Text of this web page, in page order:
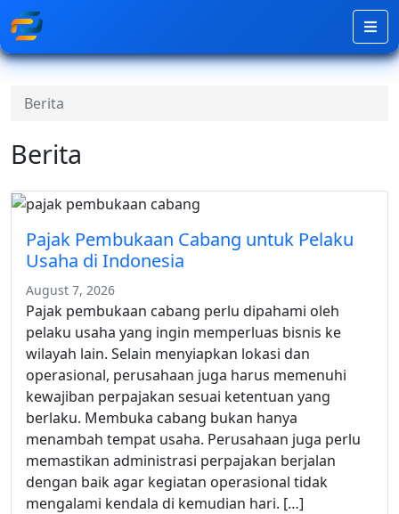
Berita
Berita
Pajak Pembukaan Cabang untuk Pelaku
Usaha di Indonesia
August 7, 2026
Pajak pembukaan cabang perlu dipahami oleh
pelaku usaha yang ingin memperluas bisnis ke
wilayah lain. Selain menyiapkan lokasi dan
operasional, perusahaan juga harus memenuhi
kewajiban perpajakan sesuai ketentuan yang
berlaku. Membuka cabang bukan hanya
menambah tempat usaha. Perusahaan juga perlu
memastikan administrasi perpajakan berjalan
dengan baik agar kegiatan operasional tidak
mengalami kendala di kemudian hari. […]